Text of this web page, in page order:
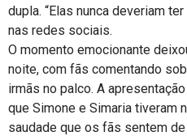
dupla. “Elas nunca deveriam
nas redes sociais.
O momento emocionante
noite, com fãs comentando
irmãs no palco. A
que Simone e Simaria tiveram
saudade que os fãs sentem